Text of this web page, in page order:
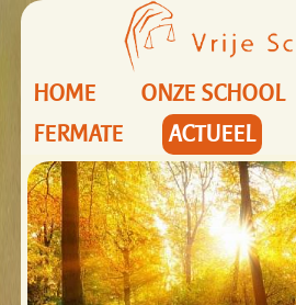
HOME ONZE SCHOOL
FERMATE
ACTUEEL